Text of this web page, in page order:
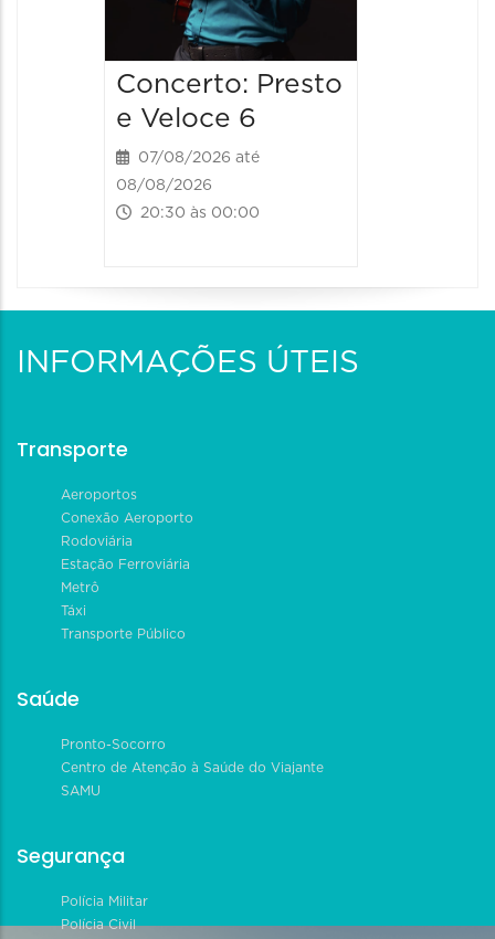
Concerto: Presto
e Veloce 6
07/08/2026 até
08/08/2026
20:30 às 00:00
INFORMAÇÕES ÚTEIS
Transporte
Aeroportos
Conexão Aeroporto
Rodoviária
Estação Ferroviária
Metrô
Táxi
Transporte Público
Saúde
Pronto-Socorro
Centro de Atenção à Saúde do Viajante
SAMU
Segurança
Polícia Militar
Polícia Civil